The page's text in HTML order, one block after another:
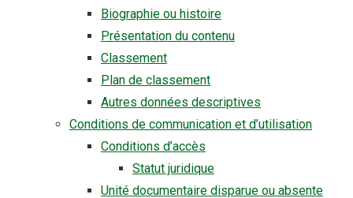
Biographie ou histoire
Présentation du contenu
Classement
Plan de classement
Autres données descriptives
Conditions de communication et d’utilisation
Conditions d’accès
Statut juridique
Unité documentaire disparue ou absente